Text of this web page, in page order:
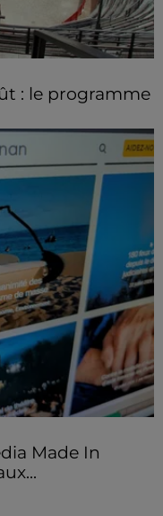
: le programme
Made In